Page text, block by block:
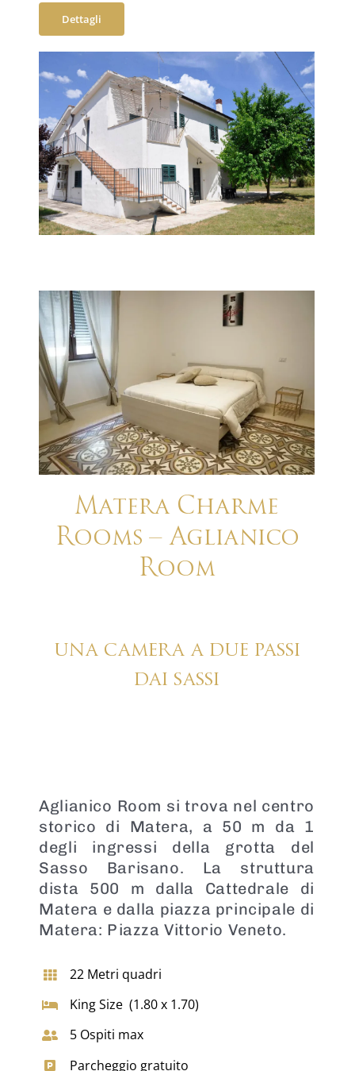
Dettagli
Matera Charme
Rooms – Aglianico
Room
una camera a due passi
dai sassi
Aglianico Room si trova nel centro
storico di Matera, a 50 m da 1
degli ingressi della grotta del
Sasso Barisano. La struttura
dista 500 m dalla Cattedrale di
Matera e dalla piazza principale di
Matera: Piazza Vittorio Veneto.
22 Metri quadri
King Size (1.80 x 1.70)
5 Ospiti max
Parcheggio gratuito